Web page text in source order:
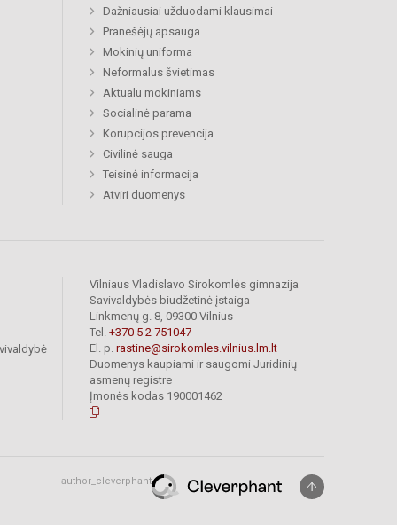
Dažniausiai užduodami klausimai
Pranešėjų apsauga
Mokinių uniforma
Neformalus švietimas
Aktualu mokiniams
Socialinė parama
Korupcijos prevencija
Civilinė sauga
Teisinė informacija
Atviri duomenys
Vilniaus Vladislavo Sirokomlės gimnazija
Savivaldybės biudžetinė įstaiga
Linkmenų g. 8, 09300 Vilnius
Tel. +370 5 2 751047
El. p. rastine@sirokomles.vilnius.lm.lt
Duomenys kaupiami ir saugomi Juridinių
asmenų registre
Įmonės kodas 190001462
author_cleverphant